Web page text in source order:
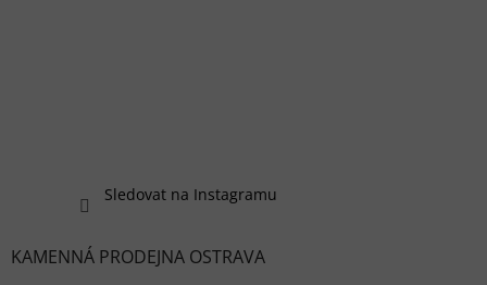
Sledovat na Instagramu
KAMENNÁ PRODEJNA OSTRAVA